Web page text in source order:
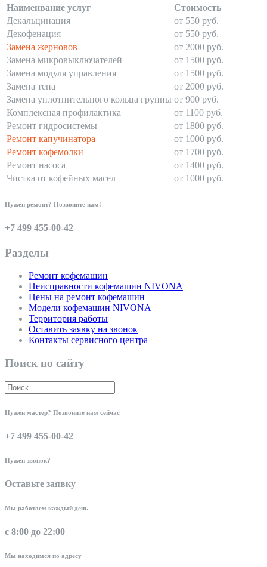
Наименвание услуг
Стоимость
Декальцинация
от 550 руб.
Декофенация
от 550 руб.
Замена жерновов
от 2000 руб.
Замена микровыключателей
от 1500 руб.
Замена модуля управления
от 1500 руб.
Замена тена
от 2000 руб.
Замена уплотнительного кольца группы от 900 руб.
Комплексная профилактика
от 1100 руб.
Ремонт гидросистемы
от 1800 руб.
Ремонт капучинатора
от 1000 руб.
Ремонт кофемолки
от 1700 руб.
Ремонт насоса
от 1400 руб.
Чистка от кофейных масел
от 1000 руб.
Нужен ремонт? Позвоните нам!
+7 499 455-00-42
Разделы
Ремонт кофемашин
Неисправности кофемашин NIVONA
Цены на ремонт кофемашин
Модели кофемашин NIVONA
Территория работы
Оставить заявку на звонок
Контакты сервисного центра
Поиск по сайту
Нужен мастер? Позвоните нам сейчас
+7 499 455-00-42
Нужен звонок?
Оставьте заявку
Мы работаем каждый день
с 8:00 до 22:00
Мы находимся по адресу